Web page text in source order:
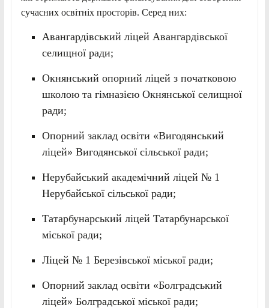
сучасних освітніх просторів. Серед них:
Авангардівський ліцей Авангардівської
селищної ради;
Окнянський опорний ліцей з початковою
школою та гімназією Окнянської селищної
ради;
Опорний заклад освіти «Вигодянський
ліцей» Вигодянської сільської ради;
Нерубайський академічний ліцей № 1
Нерубайської сільської ради;
Татарбунарський ліцей Татарбунарської
міської ради;
Ліцей № 1 Березівської міської ради;
Опорний заклад освіти «Болградський
ліцей» Болградської міської ради;